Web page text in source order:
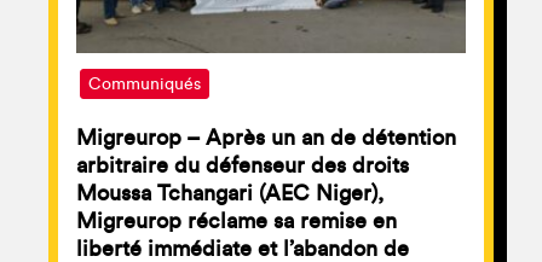
Communiqués
Migreurop – Après un an de détention
arbitraire du défenseur des droits
Moussa Tchangari (AEC Niger),
Migreurop réclame sa remise en
liberté immédiate et l’abandon de